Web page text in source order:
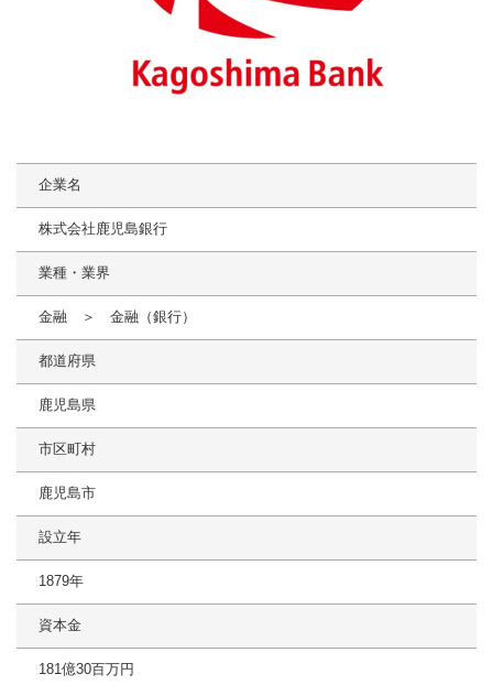
企業名
株式会社鹿児島銀行
業種・業界
金融 ＞ 金融（銀行）
都道府県
鹿児島県
市区町村
鹿児島市
設立年
1879年
資本金
181億30百万円